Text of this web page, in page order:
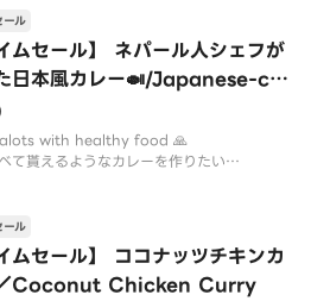
ムセール】 ネパール人シェフが
日本風カレー🍛/Japanese-cur
ール
with healthy food 🙏
て貰えるようなカレーを作りたい
ムセール】 ココナッツチキンカ
Coconut Chicken Curry
ール